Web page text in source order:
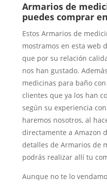
Armarios de
puedes comprar
Estos Armarios de
mostramos en esta web
que por su relación
nos han gustado.
medicinas para baño
clientes que ya los han
según su experiencia
haremos nosotros, al
directamente a Amazon
detalles de Armarios de
podrás realizar allí tu
Aunque no te lo